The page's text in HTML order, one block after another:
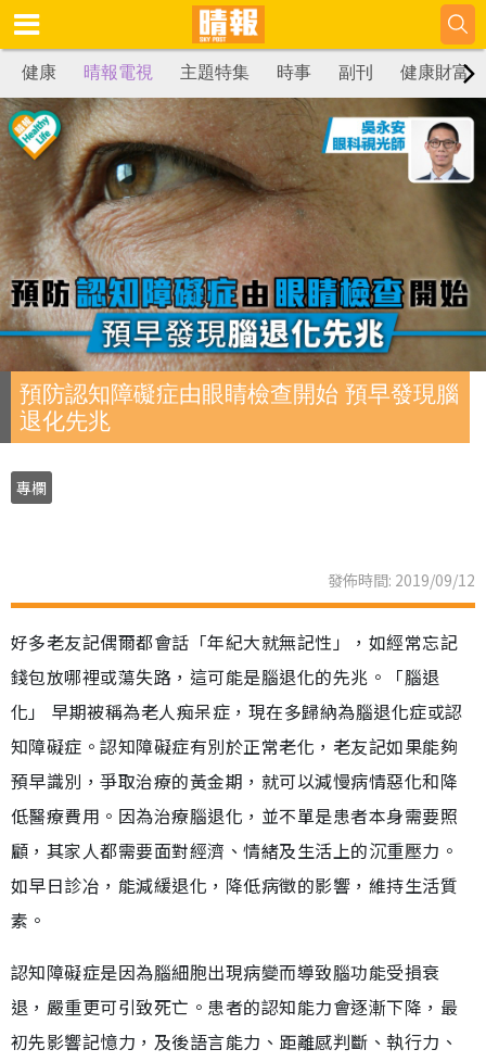
健康 晴報電視 主題特集 時事 副刊 健康財富
預防認知障礙症由眼睛檢查開始 預早發現腦
退化先兆
專欄
發佈時間: 2019/09/12
好多老友記偶爾都會話「年紀大就無記性」，如經常忘記
錢包放哪裡或蕩失路，這可能是腦退化的先兆。「腦退
化」 早期被稱為老人痴呆症，現在多歸納為腦退化症或認
知障礙症。認知障礙症有別於正常老化，老友記如果能夠
預早識別，爭取治療的黃金期，就可以減慢病情惡化和降
低醫療費用。因為治療腦退化，並不單是患者本身需要照
顧，其家人都需要面對經濟、情緒及生活上的沉重壓力。
如早日診冶，能減緩退化，降低病徵的影響，維持生活質
素。
認知障礙症是因為腦細胞出現病變而導致腦功能受損衰
退，嚴重更可引致死亡。患者的認知能力會逐漸下降，最
初先影響記憶力，及後語言能力、距離感判斷、執行力、